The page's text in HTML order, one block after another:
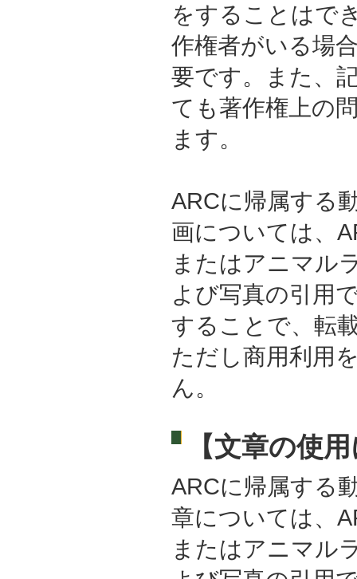
をすることはで
作権者がいる場
要です。また、
ても著作権上の
ます。
ARCに帰属する
画については、
またはアニマル
よび写真の引用
することで、転
ただし商用利用
ん。
【文章の使
ARCに帰属する
章については、
またはアニマル